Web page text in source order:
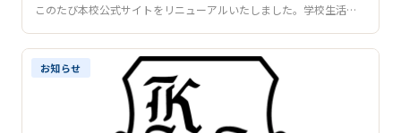
このたび本校公式サイトをリニューアルいたしました。学校生活…
お知らせ